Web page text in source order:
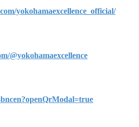
yokohamaexcellence_official/
@yokohamaexcellence